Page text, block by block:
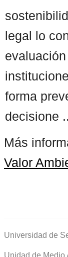
legal lo
forma
decisione
Más
Valor
Universidad de
Unidad de Medio